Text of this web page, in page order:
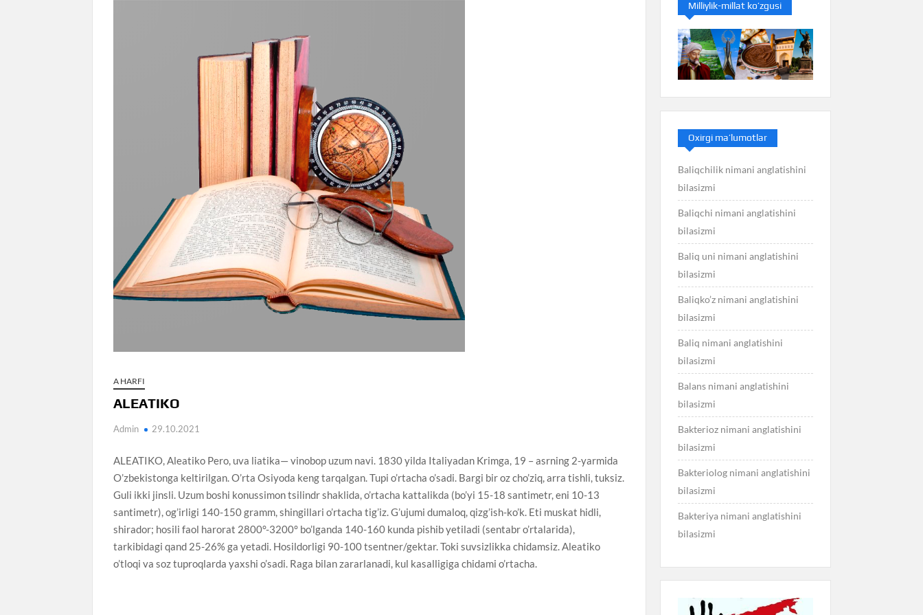
A HARFI
ALEATIKO
Admin 29.10.2021
ALEATIKO, Aleatiko Pero, uva liatika— vinobop uzum navi. 1830 yilda Italiyadan Krimga, 19 – asrning 2-yarmida
O’zbekistonga keltirilgan. O’rta Osiyoda keng tarqalgan. Tupi o’rtacha o’sadi. Bargi bir oz cho’ziq, arra tishli, tuksiz.
Guli ikki jinsli. Uzum boshi konussimon tsilindr shaklida, o’rtacha kattalikda (bo’yi 15-18 santimetr, eni 10-13
santimetr), og’irligi 140-150 gramm, shingillari o’rtacha tig’iz. G’ujumi dumaloq, qizg’ish-ko’k. Eti muskat hidli,
shirador; hosili faol harorat 2800°-3200° bo’lganda 140-160 kunda pishib yetiladi (sentabr o’rtalarida),
tarkibidagi qand 25-26% ga yetadi. Hosildorligi 90-100 tsentner/gektar. Toki suvsizlikka chidamsiz. Aleatiko
o’tloqi va soz tuproqlarda yaxshi o’sadi. Raga bilan zararlanadi, kul kasalligiga chidami o’rtacha.
Milliylik-millat ko’zgusi
Oxirgi ma’lumotlar
Baliqchilik nimani anglatishini
bilasizmi
Baliqchi nimani anglatishini
bilasizmi
Baliq uni nimani anglatishini
bilasizmi
Baliqko’z nimani anglatishini
bilasizmi
Baliq nimani anglatishini
bilasizmi
Balans nimani anglatishini
bilasizmi
Bakterioz nimani anglatishini
bilasizmi
Bakteriolog nimani anglatishini
bilasizmi
Bakteriya nimani anglatishini
bilasizmi